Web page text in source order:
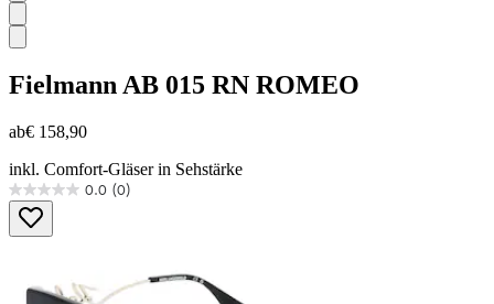
Fielmann AB 015 RN ROMEO
ab€ 158,90
inkl. Comfort-Gläser in Sehstärke
0.0 (0)
0.0
von
5